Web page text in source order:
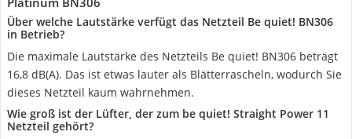
Über welche Lautstärke verfügt das Netzteil Be quiet! BN306
in Betrieb?
Die maximale Lautstärke des Netzteils Be quiet! BN306 beträgt
16,8 dB(A). Das ist etwas lauter als Blätterrascheln, wodurch Sie
dieses Netzteil kaum wahrnehmen.
Wie groß ist der Lüfter, der zum be quiet! Straight Power 11
Netzteil gehört?